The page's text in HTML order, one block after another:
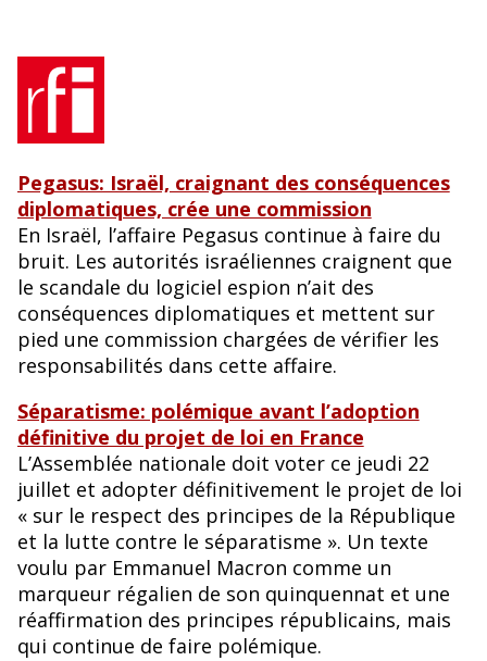
Pegasus: Israël, craignant des conséquences
diplomatiques, crée une commission
En Israël, l’affaire Pegasus continue à faire du
bruit. Les autorités israéliennes craignent que
le scandale du logiciel espion n’ait des
conséquences diplomatiques et mettent sur
pied une commission chargées de vérifier les
responsabilités dans cette affaire.
Séparatisme: polémique avant l’adoption
définitive du projet de loi en France
L’Assemblée nationale doit voter ce jeudi 22
juillet et adopter définitivement le projet de loi
« sur le respect des principes de la République
et la lutte contre le séparatisme ». Un texte
voulu par Emmanuel Macron comme un
marqueur régalien de son quinquennat et une
réaffirmation des principes républicains, mais
qui continue de faire polémique.